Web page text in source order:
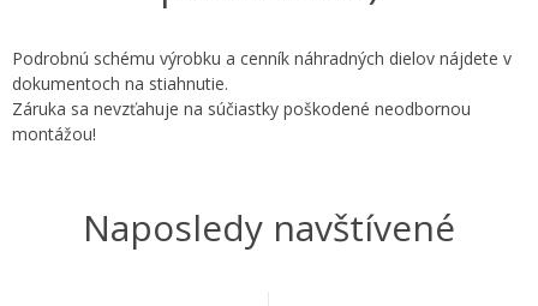
Podrobnú schému výrobku a cenník náhradných dielov nájdete v
dokumentoch na stiahnutie.
Záruka sa nevzťahuje na súčiastky poškodené neodbornou
montážou!
Naposledy navštívené